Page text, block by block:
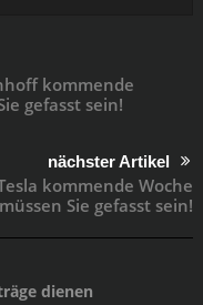
kommende
gefasst sein!
nächster Artikel
kommende Woche
Sie gefasst sein!
dienen